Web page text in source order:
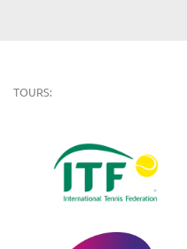
TOURS: